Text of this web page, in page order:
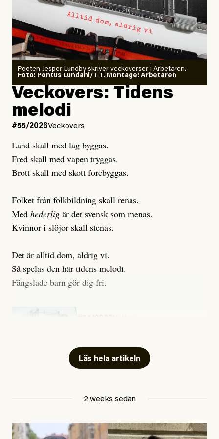
#54/2026Debatt
Sensationalism när ETC
granskar vänstern
Publicerad6 August, 2026
Uppdaterad7 August, 2026
Dödsolyckorna har slutat
minska
Joel Kellgren
Publicerad3 August, 2026
Uppdaterad3 August, 2026
Poeten Jesper Lundby skriver veckoverser i Arbetaren.
Foto: Pontus Lundahl/TT. Montage: Arbetaren
Veckovers: Tidens
melodi
#55/2026Veckovers
Land skall med lag byggas.
Fred skall med vapen tryggas.
Brott skall med skott förebyggas.
Folket från folkbildning skall renas.
Med hederlig är det svensk som menas.
Kvinnor i slöjor skall stenas.
Det är alltid dom, aldrig vi.
Så spelas den här tidens melodi.
Fängslade barn gör dig fri.
Läs hela artikeln
2 weeks sedan